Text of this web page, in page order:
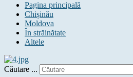
Pagina principală
Chișinău
Moldova
În străinătate
Altele
Căutare ...